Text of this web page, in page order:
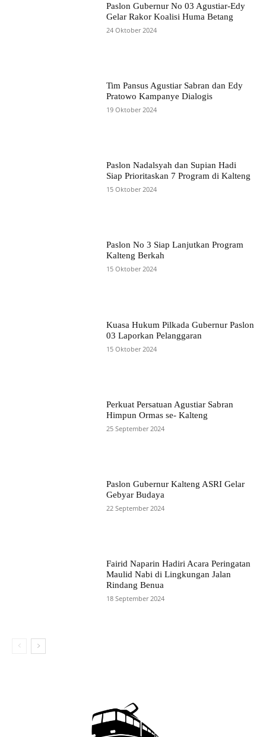
Paslon Gubernur No 03 Agustiar-Edy
Gelar Rakor Koalisi Huma Betang
24 Oktober 2024
Tim Pansus Agustiar Sabran dan Edy
Pratowo Kampanye Dialogis
19 Oktober 2024
Paslon Nadalsyah dan Supian Hadi
Siap Prioritaskan 7 Program di Kalteng
15 Oktober 2024
Paslon No 3 Siap Lanjutkan Program
Kalteng Berkah
15 Oktober 2024
Kuasa Hukum Pilkada Gubernur Paslon
03 Laporkan Pelanggaran
15 Oktober 2024
Perkuat Persatuan Agustiar Sabran
Himpun Ormas se- Kalteng
25 September 2024
Paslon Gubernur Kalteng ASRI Gelar
Gebyar Budaya
22 September 2024
Fairid Naparin Hadiri Acara Peringatan
Maulid Nabi di Lingkungan Jalan
Rindang Benua
18 September 2024